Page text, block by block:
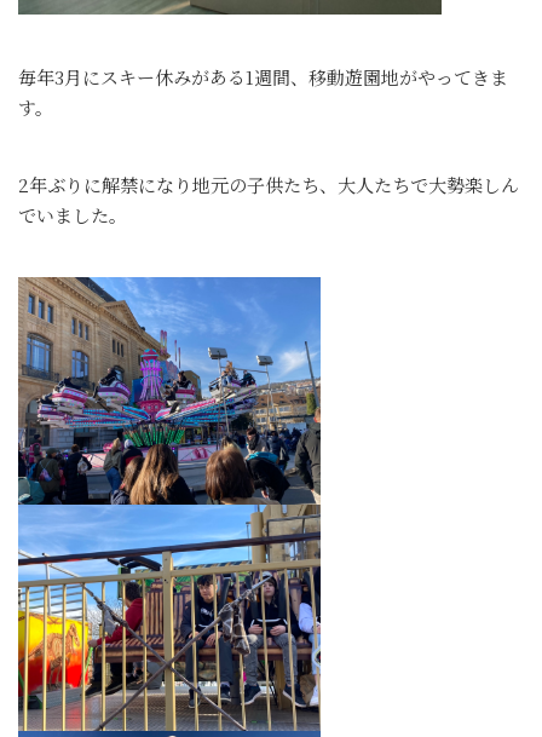
毎年3月にスキー休みがある1週間、移動遊園地がやってきま
す。
2年ぶりに解禁になり地元の子供たち、大人たちで大勢楽しん
でいました。